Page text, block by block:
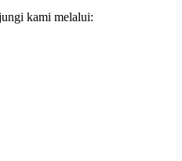
kami melalui: